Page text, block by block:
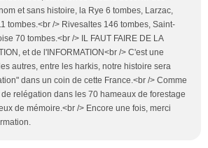
et sans histoire, la Rye 6 tombes, Larzac,
tombes.<br /> Rivesaltes 146 tombes, Saint-
70 tombes.<br /> IL FAUT FAIRE DE LA
et de l'INFORMATION<br /> C'est une
autres, entre les harkis, notre histoire sera
dans un coin de cette France.<br /> Comme
relégation dans les 70 hameaux de forestage
de mémoire.<br /> Encore une fois, merci